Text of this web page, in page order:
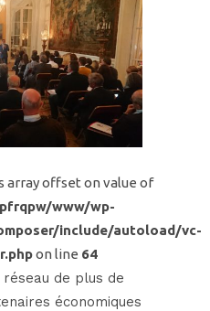
array offset on value of
www/wp-
include/autoload/vc-
on line 64
réseau de plus de
économiques